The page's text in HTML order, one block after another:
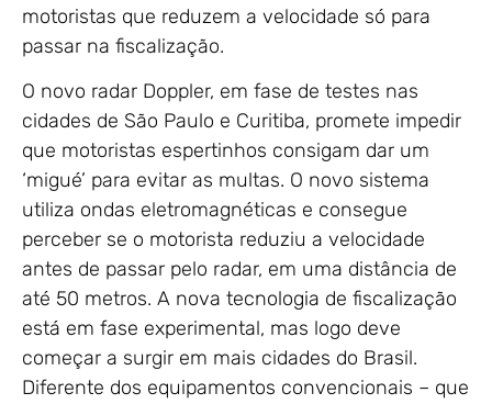
motoristas que reduzem a velocidade só para
passar na fiscalização.
O novo radar Doppler, em fase de testes nas
cidades de São Paulo e Curitiba, promete impedir
que motoristas espertinhos consigam dar um
‘migué’ para evitar as multas. O novo sistema
utiliza ondas eletromagnéticas e consegue
perceber se o motorista reduziu a velocidade
antes de passar pelo radar, em uma distância de
até 50 metros. A nova tecnologia de fiscalização
está em fase experimental, mas logo deve
começar a surgir em mais cidades do Brasil.
Diferente dos equipamentos convencionais – que